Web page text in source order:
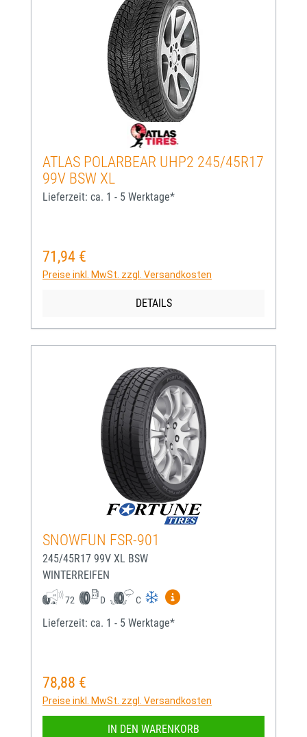
ATLAS POLARBEAR UHP2 245/45R17
99V BSW XL
Lieferzeit: ca. 1 - 5 Werktage*
Regulärer Preis:
71,94 €
Preise inkl. MwSt. zzgl. Versandkosten
DETAILS
SNOWFUN FSR-901
245/45R17 99V XL BSW
WINTERREIFEN
72 D C
Mehr Informationen zum
Lieferzeit: ca. 1 - 5 Werktage*
Regulärer Preis:
78,88 €
Preise inkl. MwSt. zzgl. Versandkosten
IN DEN WARENKORB